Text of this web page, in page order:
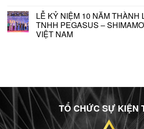
LỄ KỶ NIỆM 10 NĂM THÀNH
TNHH PEGASUS –
VIỆT NAM
TỔ CHỨC SỰ KIỆN